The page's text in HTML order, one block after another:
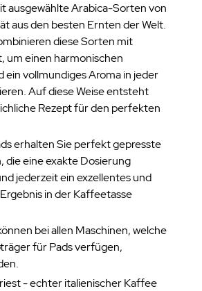
ausgewählte Arabica-Sorten von
aus den besten Ernten der Welt.
diese Sorten mit
um einen harmonischen
ein vollmundiges Aroma in jeder
Auf diese Weise entsteht
Rezept für den perfekten
erhalten Sie perfekt gepresste
die eine exakte Dosierung
jederzeit ein exzellentes und
in der Kaffeetasse
bei allen Maschinen, welche
für Pads verfügen,
- echter italienischer Kaffee